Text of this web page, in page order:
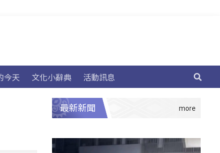
今天 文化小辭典 活動訊息
最新新聞